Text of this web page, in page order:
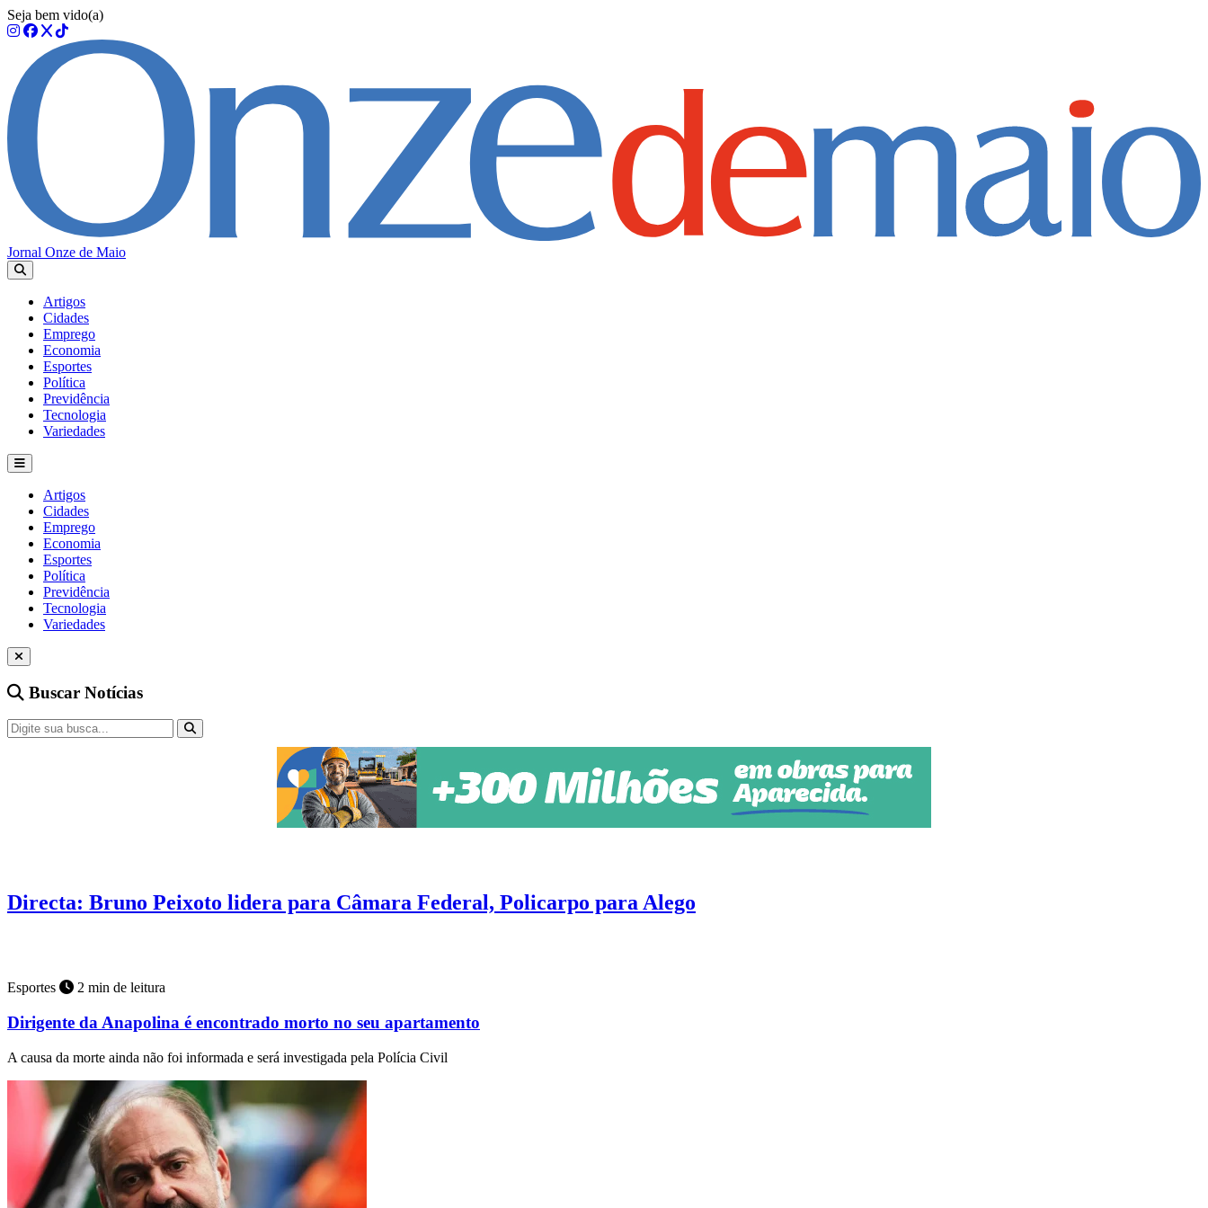
Seja bem vido(a)
Jornal Onze de Maio
Artigos
Cidades
Emprego
Economia
Esportes
Política
Previdência
Tecnologia
Variedades
Artigos
Cidades
Emprego
Economia
Esportes
Política
Previdência
Tecnologia
Variedades
Buscar Notícias
Directa: Bruno Peixoto lidera para Câmara Federal, Policarpo para Alego
Esportes 2 min de leitura
Dirigente da Anapolina é encontrado morto no seu apartamento
A causa da morte ainda não foi informada e será investigada pela Polícia Civil